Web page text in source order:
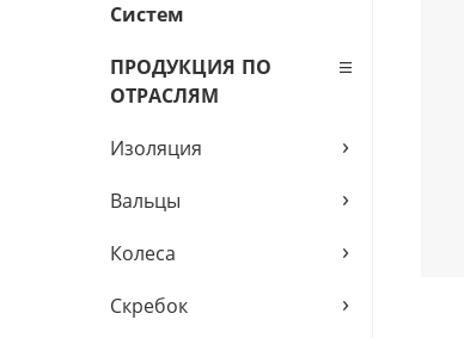
Систем
ПРОДУКЦИЯ ПО
ОТРАСЛЯМ
›
Изоляция
›
Вальцы
›
Колеса
›
Скребок